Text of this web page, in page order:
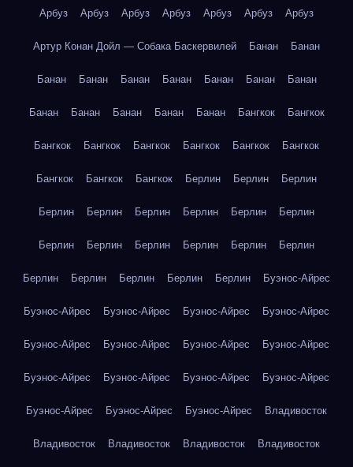
Арбуз Арбуз Арбуз Арбуз Арбуз Арбуз Арбуз
Артур Конан Дойл — Собака Баскервилей Банан Банан
Банан Банан Банан Банан Банан Банан Банан
Банан Банан Банан Банан Банан Бангкок Бангкок
Бангкок Бангкок Бангкок Бангкок Бангкок Бангкок
Бангкок Бангкок Бангкок Берлин Берлин Берлин
Берлин Берлин Берлин Берлин Берлин Берлин
Берлин Берлин Берлин Берлин Берлин Берлин
Берлин Берлин Берлин Берлин Берлин Буэнос-Айрес
Буэнос-Айрес Буэнос-Айрес Буэнос-Айрес Буэнос-Айрес
Буэнос-Айрес Буэнос-Айрес Буэнос-Айрес Буэнос-Айрес
Буэнос-Айрес Буэнос-Айрес Буэнос-Айрес Буэнос-Айрес
Буэнос-Айрес Буэнос-Айрес Буэнос-Айрес Владивосток
Владивосток Владивосток Владивосток Владивосток